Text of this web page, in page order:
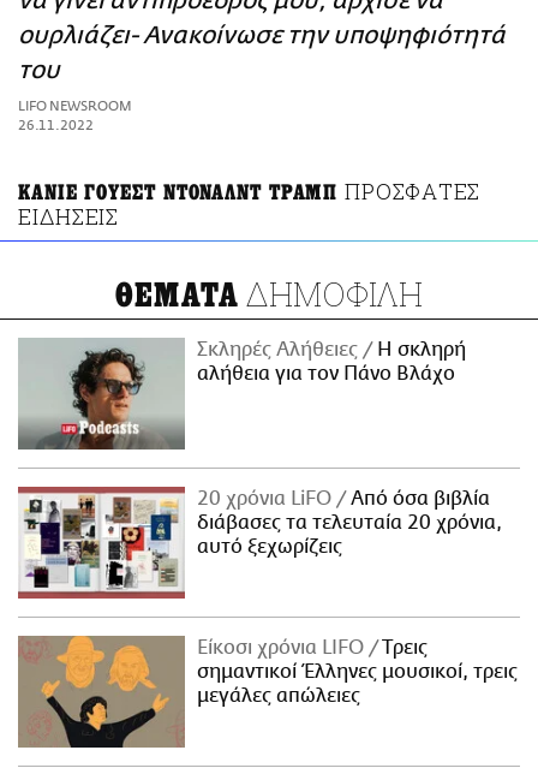
ΑΜΠΑ
PRINT
ουρλιάζει- Ανακοίνωσε την υποψηφιότητά
του
LIFO NEWSROOM
26.11.2022
ΚΑΝΙΕ ΓΟΥΕΣΤ ΝΤΟΝΑΛΝΤ ΤΡΑΜΠ ΠΡΟΣΦΑΤΕΣ
ΕΙΔΗΣΕΙΣ
ΘΕΜΑΤΑ ΔΗΜΟΦΙΛΗ
Σκληρές Αλήθειες
H σκληρή
αλήθεια για τον Πάνο Βλάχο
20 χρόνια LiFO
Από όσα βιβλία
διάβασες τα τελευταία 20 χρόνια,
αυτό ξεχωρίζεις
Είκοσι χρόνια LIFO
Tρεις
σημαντικοί Έλληνες μουσικοί, τρεις
μεγάλες απώλειες